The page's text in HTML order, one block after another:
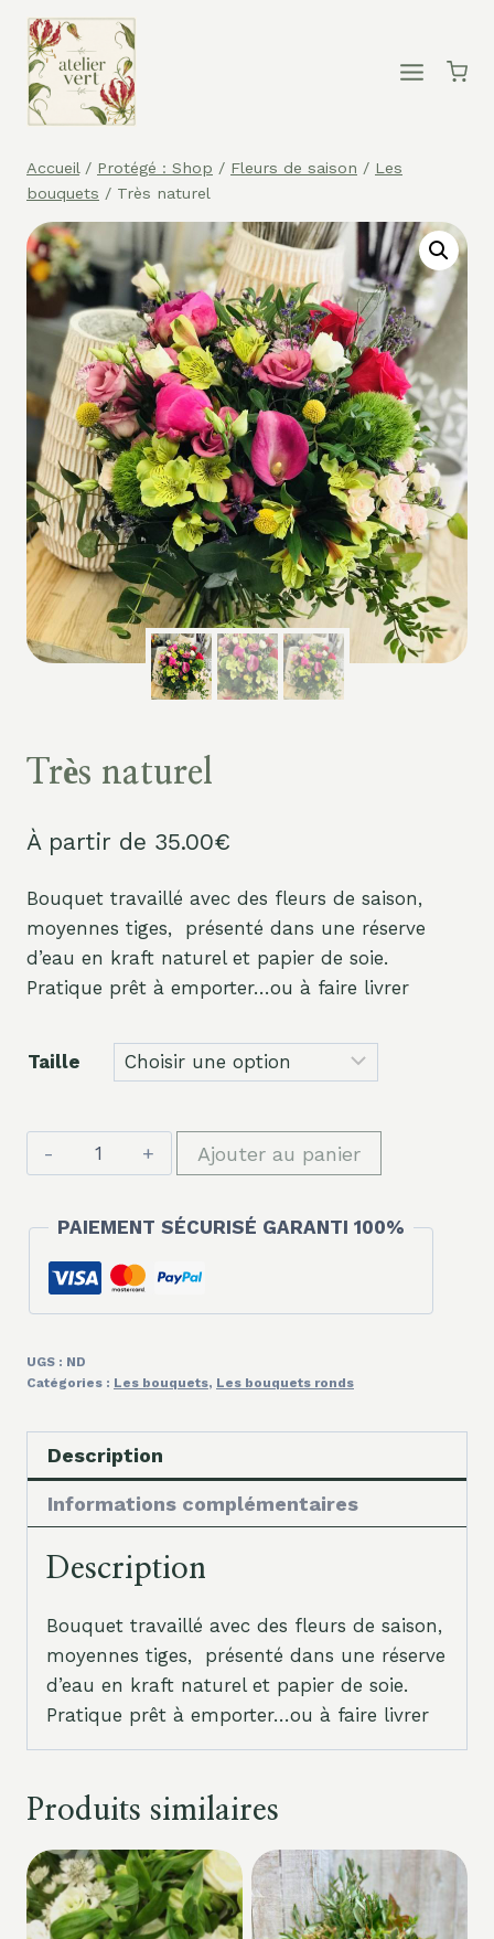
Aller
contenu
Accueil / Protégé : Shop / Fleurs de saison / Les
bouquets / Très naturel
Très naturel
À partir de 35.00€
Bouquet travaillé avec des fleurs de saison,
moyennes tiges, présenté dans une réserve
d’eau en kraft naturel et papier de soie.
Pratique prêt à emporter…ou à faire livrer
Taille
quantité
de
naturel
Ajouter au panier
PAIEMENT SÉCURISÉ GARANTI 100%
UGS : ND
Catégories : Les bouquets, Les bouquets ronds
Description
Informations complémentaires
Description
Bouquet travaillé avec des fleurs de saison,
moyennes tiges, présenté dans une réserve
d’eau en kraft naturel et papier de soie.
Pratique prêt à emporter…ou à faire livrer
Produits similaires